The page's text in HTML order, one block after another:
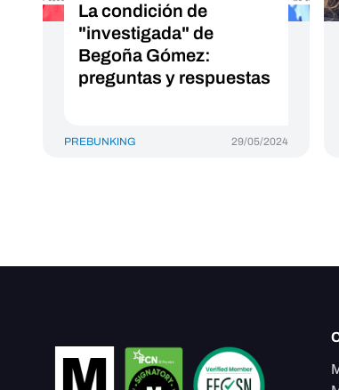
La condición de
"investigada" de
Begoña Gómez:
preguntas y respuestas
PREBUNKING 29/05/2024